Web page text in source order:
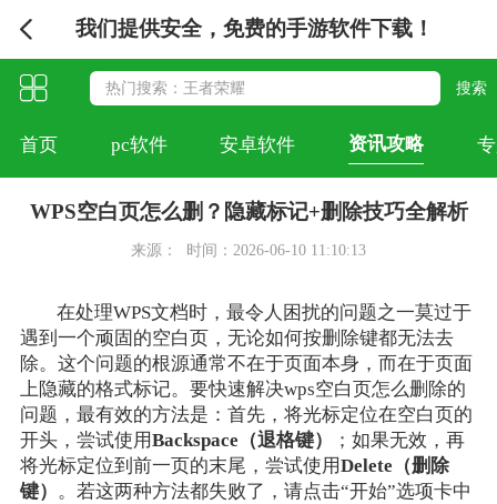
我们提供安全，免费的手游软件下载！
首页 pc软件 安卓软件 资讯攻略
WPS空白页怎么删？隐藏标记+删除技巧全解析
来源： 时间：2026-06-10 11:10:13
在处理WPS文档时，最令人困扰的问题之一莫过于
遇到一个顽固的空白页，无论如何按删除键都无法去
除。这个问题的根源通常不在于页面本身，而在于页面
上隐藏的格式标记。要快速解决wps空白页怎么删除的
问题，最有效的方法是：首先，将光标定位在空白页的
开头，尝试使用Backspace（退格键）
；如果无效，再
将光标定位到前一页的末尾，尝试使用Delete（删除
键）
。若这两种方法都失败了，请点击“开始”选项卡中